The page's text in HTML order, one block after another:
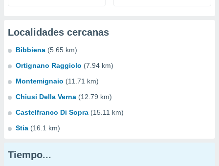
Localidades cercanas
Bibbiena (5.65 km)
Ortignano Raggiolo (7.94 km)
Montemignaio (11.71 km)
Chiusi Della Verna (12.79 km)
Castelfranco Di Sopra (15.11 km)
Stia (16.1 km)
Tiempo...